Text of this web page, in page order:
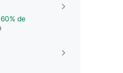
60% de